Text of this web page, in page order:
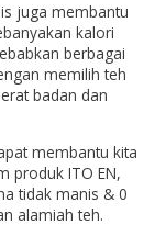
juga membantu
kalori
berbagai
memilih teh
badan dan
membantu kita
produk ITO EN,
tidak manis & 0
alamiah teh.